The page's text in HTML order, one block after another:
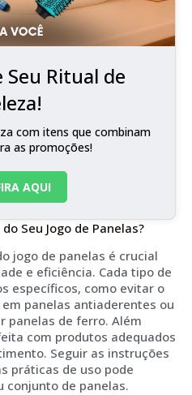
Ritual de
com itens que combinam
as promoções!
AQUI
Seu Jogo de Panelas?
jogo de panelas é crucial
e eficiência. Cada tipo de
específicos, como evitar o
panelas antiaderentes ou
panelas de ferro. Além
com produtos adequados
Seguir as instruções
práticas de uso pode
conjunto de panelas.